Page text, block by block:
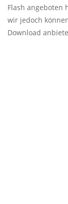
Flash angeboten
wir jedoch
Download